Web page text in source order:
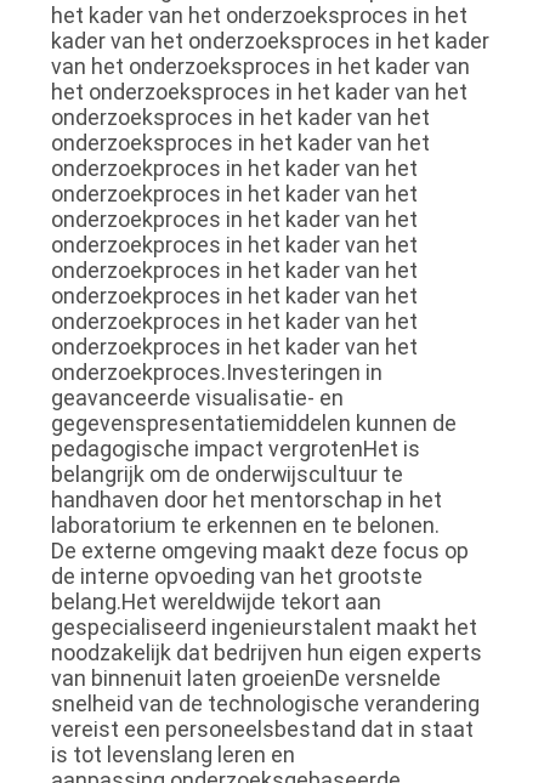
het kader van het onderzoeksproces in het
kader van het onderzoeksproces in het kader
van het onderzoeksproces in het kader van
het onderzoeksproces in het kader van het
onderzoeksproces in het kader van het
onderzoeksproces in het kader van het
onderzoekproces in het kader van het
onderzoekproces in het kader van het
onderzoekproces in het kader van het
onderzoekproces in het kader van het
onderzoekproces in het kader van het
onderzoekproces in het kader van het
onderzoekproces in het kader van het
onderzoekproces in het kader van het
onderzoekproces.Investeringen in
geavanceerde visualisatie- en
gegevenspresentatiemiddelen kunnen de
pedagogische impact vergrotenHet is
belangrijk om de onderwijscultuur te
handhaven door het mentorschap in het
laboratorium te erkennen en te belonen.
De externe omgeving maakt deze focus op
de interne opvoeding van het grootste
belang.Het wereldwijde tekort aan
gespecialiseerd ingenieurstalent maakt het
noodzakelijk dat bedrijven hun eigen experts
van binnenuit laten groeienDe versnelde
snelheid van de technologische verandering
vereist een personeelsbestand dat in staat
is tot levenslang leren en